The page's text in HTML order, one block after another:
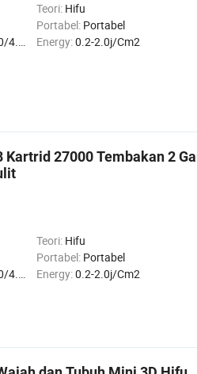
Teori: Hifu
Portabel: Portabel
13 Energy:0.2-2.0j/Cm2
27000 Tembakan 2
Teori: Hifu
Portabel: Portabel
13 Energy:0.2-2.0j/Cm2